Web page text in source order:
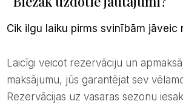
Cik ilgu laiku pirms svinībām jāveic
Laicīgi veicot rezervāciju un apmaksājot depozīta
maksājumu, jūs garantējat sev
Rezervācijas uz vasaras sezonu